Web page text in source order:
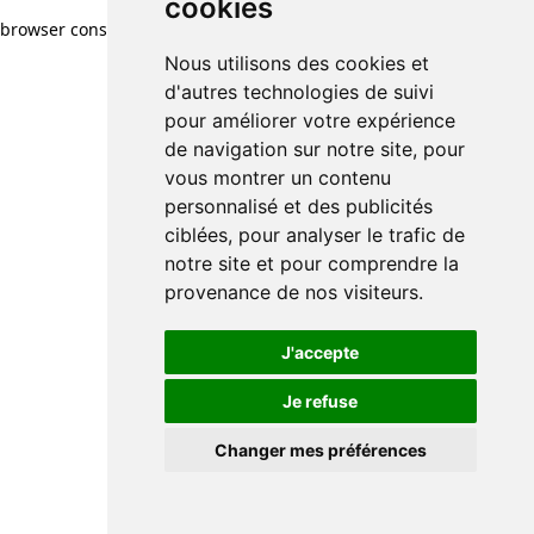
cookies
Nous utilisons des cookies et
d'autres technologies de suivi
pour améliorer votre expérience
de navigation sur notre site, pour
vous montrer un contenu
personnalisé et des publicités
ciblées, pour analyser le trafic de
notre site et pour comprendre la
provenance de nos visiteurs.
J'accepte
Je refuse
Changer mes préférences
browser console for more information)